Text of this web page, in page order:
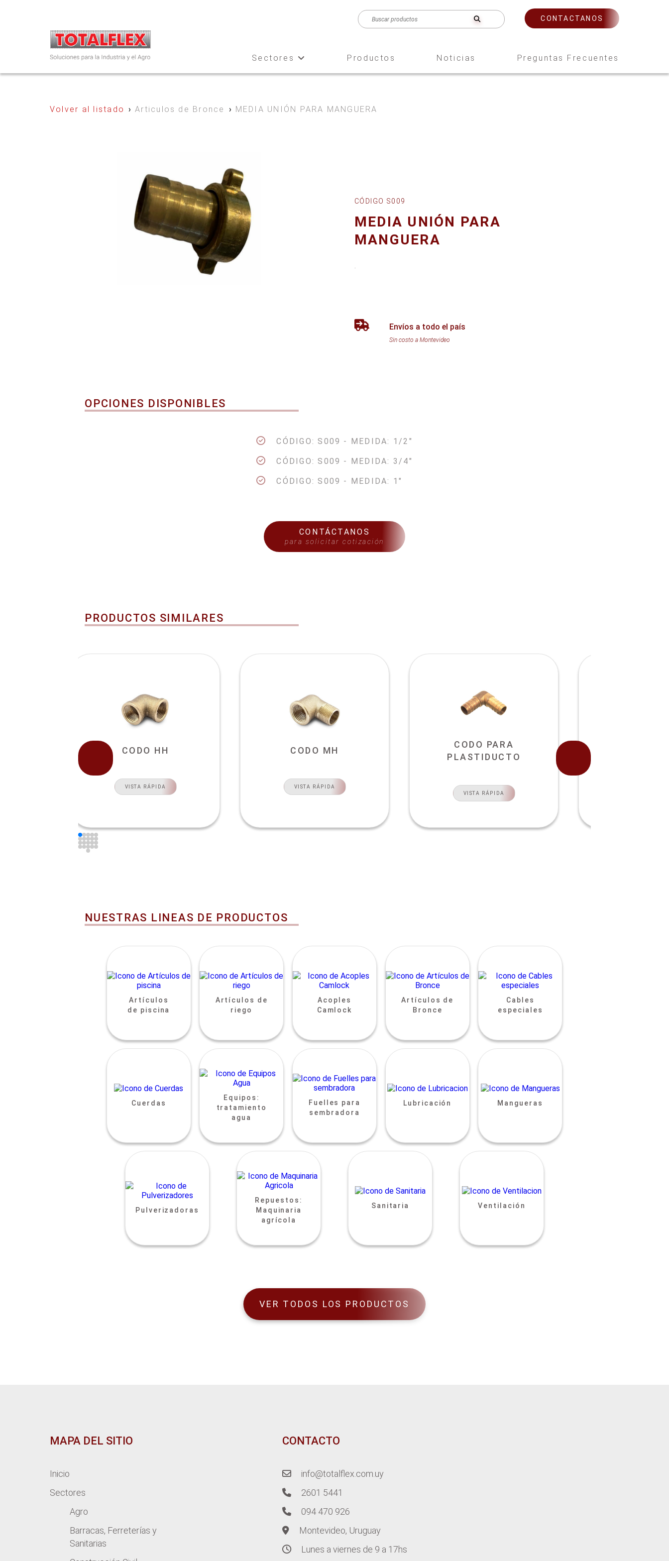
CONTACTANOS
Sectores Productos Noticias Preguntas Frecuentes
Volver al listado ›Articulos de Bronce › MEDIA UNIÓN PARA MANGUERA
CÓDIGO S009
MEDIA UNIÓN PARA
MANGUERA
Envíos a todo el país
Sin costo a Montevideo
OPCIONES DISPONIBLES
CÓDIGO: S009 - MEDIDA: 1/2"
CÓDIGO: S009 - MEDIDA: 3/4"
CÓDIGO: S009 - MEDIDA: 1"
CONTÁCTANOS
para solicitar cotización
PRODUCTOS SIMILARES
CODO HH
VISTA RÁPIDA
CODO MH
VISTA RÁPIDA
CODO PARA
PLASTIDUCTO
VISTA RÁPIDA
NUESTRAS LINEAS DE PRODUCTOS
Artículos
de piscina
Artículos de
riego
Acoples
Camlock
Artículos de
Bronce
Cables
especiales
Cuerdas
Equipos:
tratamiento
agua
Fuelles para
sembradora
Lubricación Mangueras
Pulverizadoras
Repuestos:
Maquinaria
agrícola
Sanitaria Ventilación
VER TODOS LOS PRODUCTOS
MAPA DEL SITIO
Inicio
Sectores
Agro
Barracas, Ferreterías y
Sanitarias
CONTACTO
info@totalflex.com.uy
2601 5441
094 470 926
Montevideo, Uruguay
Lunes a viernes de 9 a 17hs